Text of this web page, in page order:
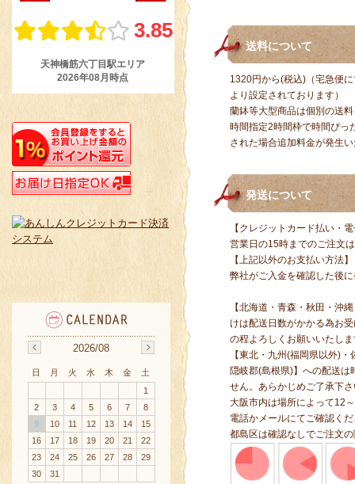
送料について
1320円から(税込)（宅急便
より設定されております）
蘭鉢等大型商品は個別の送
時間指定2時間枠で時間ぴっ
された場合追加料金が発生
発送について
【クレジットカード払い・
営業日の15時までのご注文
【上記以外のお支払い方法】
弊社がご入金を確認した後
【北海道・青森・秋田・沖
けは配送日数がかかる為お
の程よろしくお願いいたし
【東北・九州(福岡県以外)・
隠岐郡(島根県)】への配送は
せん。あらかじめご了承下
大阪市内は場所によって12
電話かメールにてご確認く
都島区は確認なしでご注文
2026/08
日 月 火 水 木 金
土
1
2
3 4 5 6 7
8
9
10 11 12 13 14
15
16
17 18 19 20 21
22
23
24 25 26 27 28
29
30
31